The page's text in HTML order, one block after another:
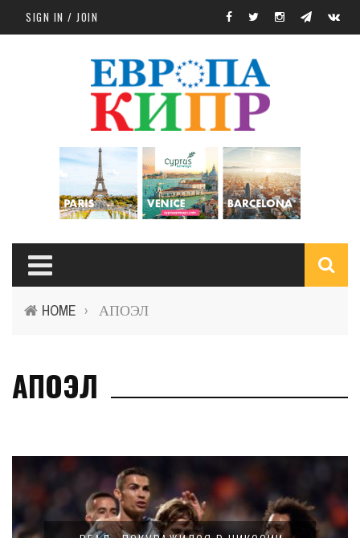
Skip to main content
SIGN IN / JOIN
HOME › АПОЭЛ
АПОЭЛ